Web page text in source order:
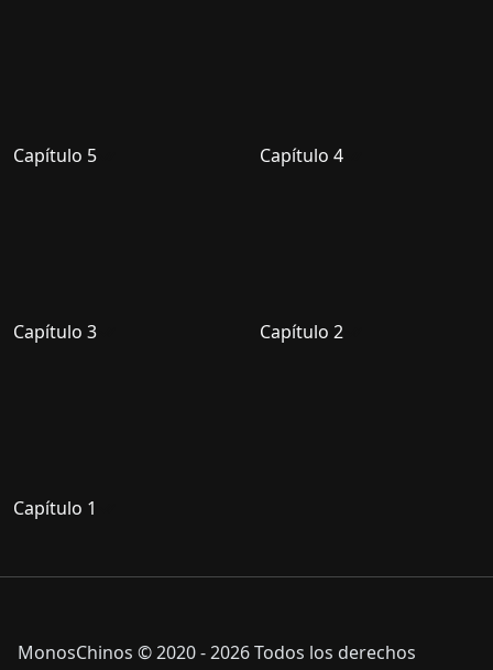
Capítulo 5 Capítulo 4
Capítulo 3 Capítulo 2
Capítulo 1
MonosChinos © 2020 - 2026 Todos los derechos